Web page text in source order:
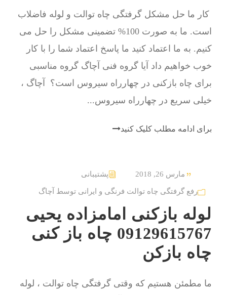
کار ما حل مشکل گرفتگی چاه توالت و لوله فاضلاب
است. ما به صورت 100% تضمینی مشکل را حل می
کنیم. به ما اعتماد کنید ما پاسخ اعتماد شما را با کار
خوب خواهیم داد آیا گروه فنی آچاگ گروه مناسبی
برای چاه بازکنی در چهارراه سیروس است؟ آچاگ ،
خیلی سریع در چهارراه سیروس...
برای ادامه مطلب کلیک کنید
مارس 26, 2018 پشتیبانی
رفع گرفتگی چاه توالت فرنگی و ایرانی توسط آچاگ
لوله بازکنی امامزاده یحیی
09129615767 چاه باز کنی
چاه بازکن
ما مطمئن هستیم که وقتی گرفتگی چاه توالت ، لوله